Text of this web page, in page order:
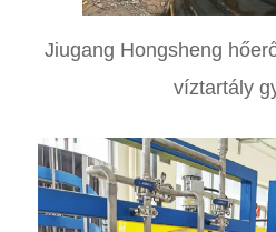
Jiugang Hongsheng
víztartály